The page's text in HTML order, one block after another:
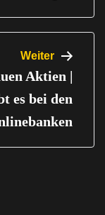
Weiter
Aktien |
es bei den